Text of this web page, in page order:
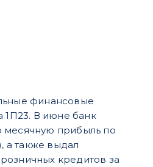
финансовые
1П23. В июне банк
месячную прибыль по
а также выдал
кредитов за